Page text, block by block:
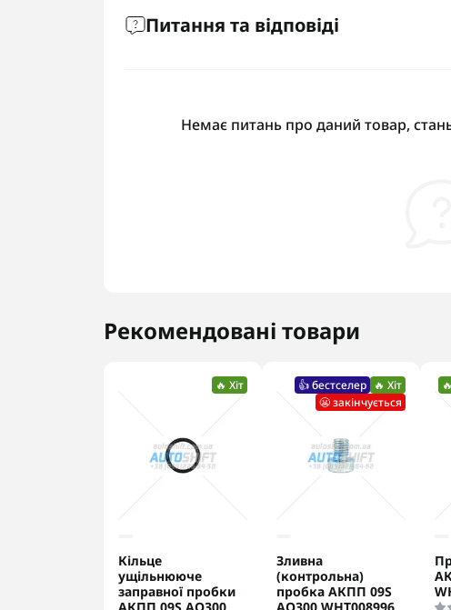
Питання та відповіді
Немає питань про даний товар,
Рекомендовані товари
🔥 Хіт
Кільце
ущільнююче
заправної пробки
👍 бестселер 🔥 Хіт
😬 закінчується
Зливна
(контрольна)
пробка АКПП 09S